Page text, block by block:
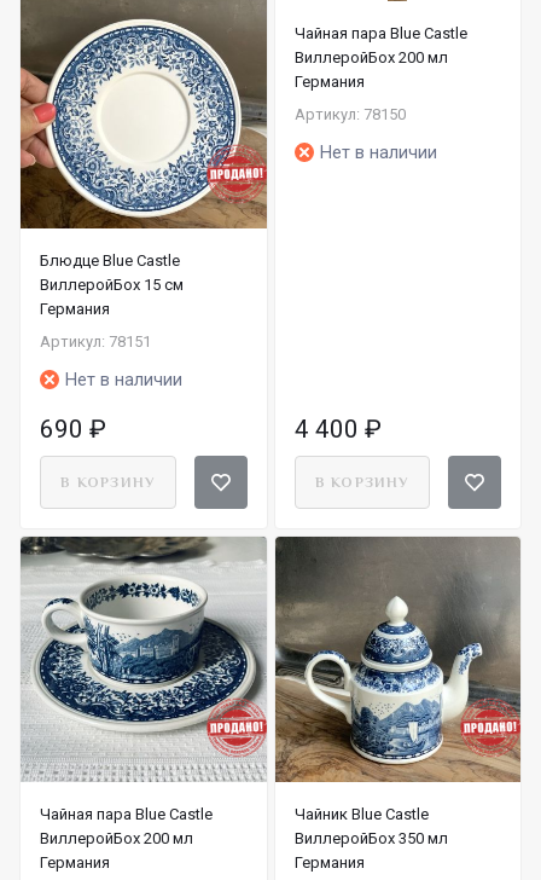
Блюдце Blue Castle
ВиллеройБох 15 см
Германия
Артикул: 78151
Нет в наличии
690 ₽
В КОРЗИНУ
Чайная пара Blue Castle
ВиллеройБох 200 мл
Германия
Артикул: 78150
Нет в наличии
4 400 ₽
В КОРЗИНУ
Чайная пара Blue Castle
ВиллеройБох 200 мл
Германия
Чайник Blue Castle
ВиллеройБох 350 мл
Германия